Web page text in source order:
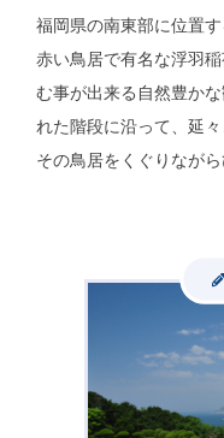
福岡県の南東部に位置
赤い鳥居で有名な浮羽
む事が出来る自然豊か
れた階段に沿って、延
その鳥居をくぐりなが